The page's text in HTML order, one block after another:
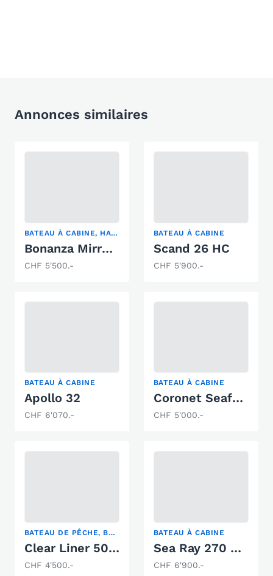
Annonces similaires
BATEAU À CABINE, HARDTOP
Bonanza Mirro Marine Bonanza 216
CHF 5'500.-
BATEAU À CABINE
Scand 26 HC
CHF 5'900.-
BATEAU À CABINE
Apollo 32
CHF 6'070.-
BATEAU À CABINE
Coronet Seafarer
CHF 5'000.-
BATEAU DE PÊCHE, BATEAU À CABINE, BATEAU À MOTEUR CLASSIQUE
Clear Liner 500 Cabin
CHF 4'500.-
BATEAU À CABINE
Sea Ray 270 Sundancer
CHF 6'900.-